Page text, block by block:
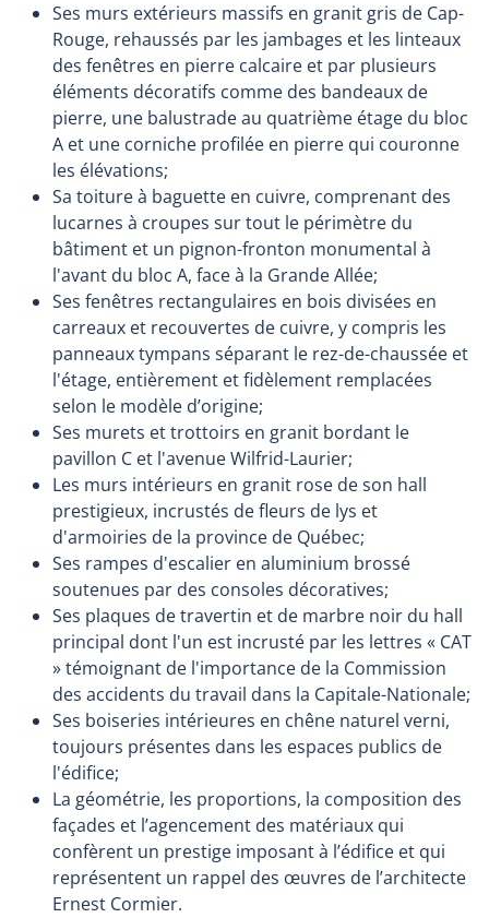
Ses murs extérieurs massifs en granit gris de Cap-
Rouge, rehaussés par les jambages et les linteaux
des fenêtres en pierre calcaire et par plusieurs
éléments décoratifs comme des bandeaux de
pierre, une balustrade au quatrième étage du bloc
A et une corniche profilée en pierre qui couronne
les élévations;
Sa toiture à baguette en cuivre, comprenant des
lucarnes à croupes sur tout le périmètre du
bâtiment et un pignon-fronton monumental à
l'avant du bloc A, face à la Grande Allée;
Ses fenêtres rectangulaires en bois divisées en
carreaux et recouvertes de cuivre, y compris les
panneaux tympans séparant le rez-de-chaussée et
l'étage, entièrement et fidèlement remplacées
selon le modèle d’origine;
Ses murets et trottoirs en granit bordant le
pavillon C et l'avenue Wilfrid-Laurier;
Les murs intérieurs en granit rose de son hall
prestigieux, incrustés de fleurs de lys et
d'armoiries de la province de Québec;
Ses rampes d'escalier en aluminium brossé
soutenues par des consoles décoratives;
Ses plaques de travertin et de marbre noir du hall
principal dont l'un est incrusté par les lettres « CAT
» témoignant de l'importance de la Commission
des accidents du travail dans la Capitale-Nationale;
Ses boiseries intérieures en chêne naturel verni,
toujours présentes dans les espaces publics de
l'édifice;
La géométrie, les proportions, la composition des
façades et l’agencement des matériaux qui
confèrent un prestige imposant à l’édifice et qui
représentent un rappel des œuvres de l’architecte
Ernest Cormier.